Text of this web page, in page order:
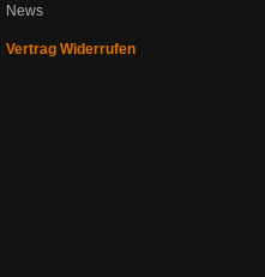
News
Vertrag Widerrufen